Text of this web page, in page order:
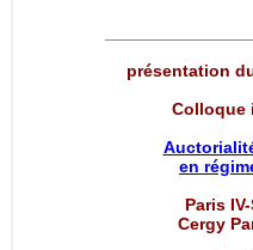
présentation
Colloque
en
Paris
Cergy